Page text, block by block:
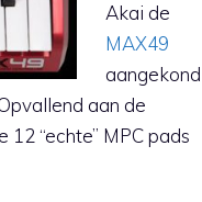
Akai de
MAX49
aangekond
aan de
“echte” MPC pads